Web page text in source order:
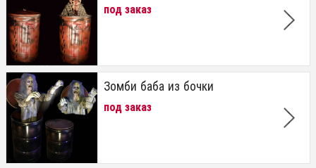
под заказ
Зомби баба из бочки
под заказ